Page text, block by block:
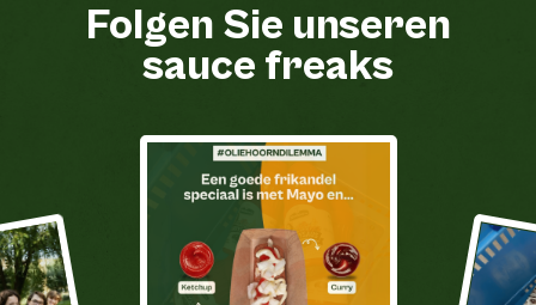
Folgen Sie unseren
sauce freaks